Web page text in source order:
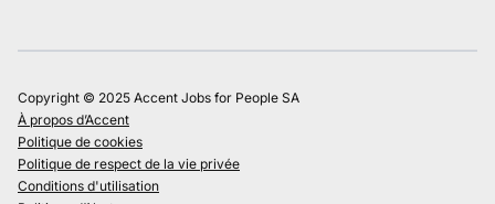
Copyright © 2025 Accent Jobs for People SA
À propos d’Accent
Politique de cookies
Politique de respect de la vie privée
Conditions d'utilisation